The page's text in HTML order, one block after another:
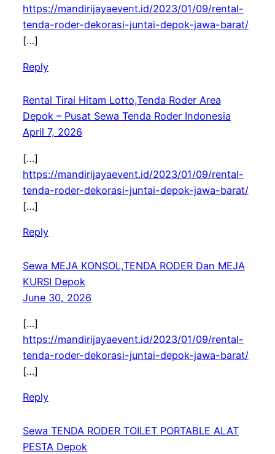
https://mandirijayaevent.id/2023/01/09/rental-
tenda-roder-dekorasi-juntai-depok-jawa-barat/
[…]
Reply
Rental Tirai Hitam Lotto,Tenda Roder Area
Depok – Pusat Sewa Tenda Roder Indonesia
April 7, 2026
[…]
https://mandirijayaevent.id/2023/01/09/rental-
tenda-roder-dekorasi-juntai-depok-jawa-barat/
[…]
Reply
Sewa MEJA KONSOL,TENDA RODER Dan MEJA
KURSI Depok
June 30, 2026
[…]
https://mandirijayaevent.id/2023/01/09/rental-
tenda-roder-dekorasi-juntai-depok-jawa-barat/
[…]
Reply
Sewa TENDA RODER TOILET PORTABLE ALAT
PESTA Depok